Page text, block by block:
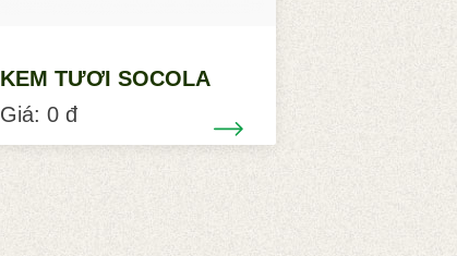
KEM TƯƠI SOCOLA
Giá: 0 đ